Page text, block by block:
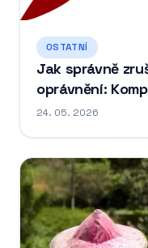
OSTATNÍ
Jak správně
oprávnění:
24. 05. 2026